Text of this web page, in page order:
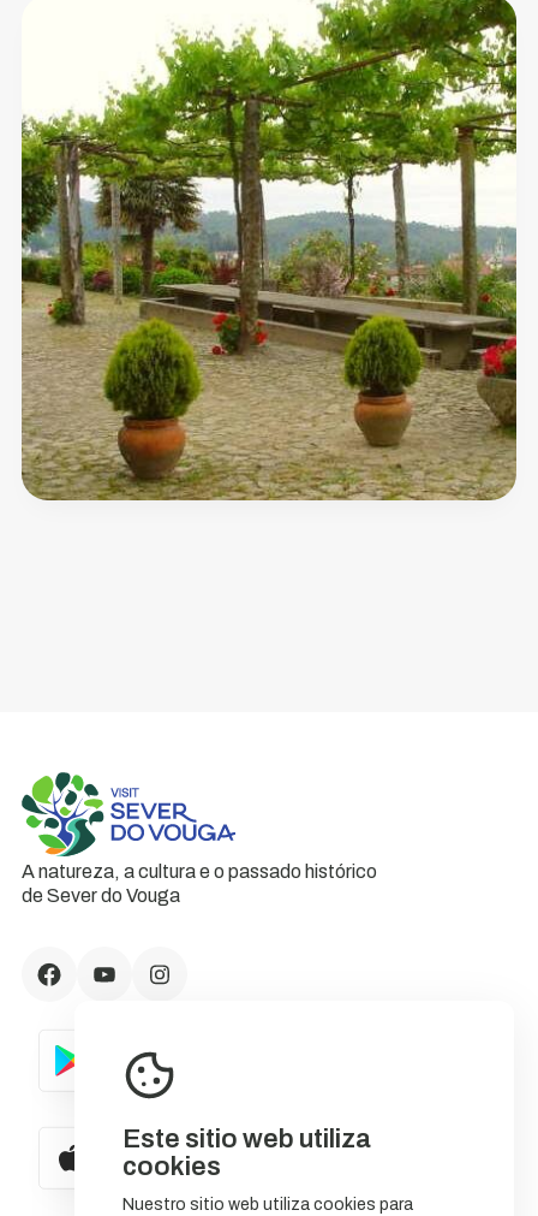
Este sitio web utiliza
cookies
Nuestro sitio web utiliza cookies para
A natureza, a cultura e o passado histórico
de Sever do Vouga